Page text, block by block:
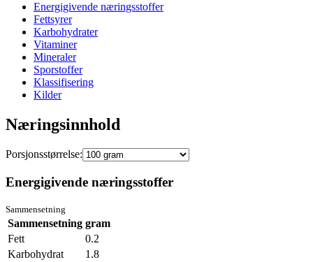
Energigivende næringsstoffer
Fettsyrer
Karbohydrater
Vitaminer
Mineraler
Sporstoffer
Klassifisering
Kilder
Næringsinnhold
Porsjonsstørrelse:
Energigivende næringsstoffer
Sammensetning
Sammensetning gram
Fett
0.2
Karbohydrat
1.8